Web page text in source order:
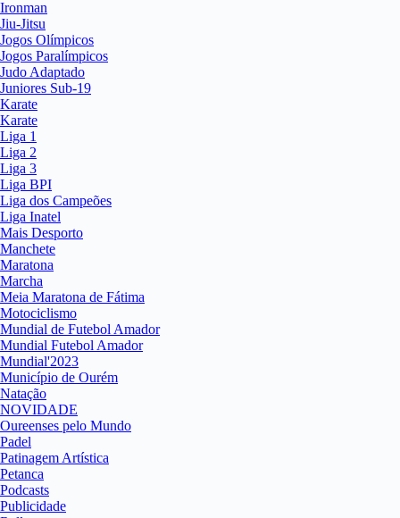
Ironman
Jiu-Jitsu
Jogos Olímpicos
Jogos Paralímpicos
Judo Adaptado
Juniores Sub-19
Karate
Karate
Liga 1
Liga 2
Liga 3
Liga BPI
Liga dos Campeões
Liga Inatel
Mais Desporto
Manchete
Maratona
Marcha
Meia Maratona de Fátima
Motociclismo
Mundial de Futebol Amador
Mundial Futebol Amador
Mundial'2023
Município de Ourém
Natação
NOVIDADE
Oureenses pelo Mundo
Padel
Patinagem Artística
Petanca
Podcasts
Publicidade